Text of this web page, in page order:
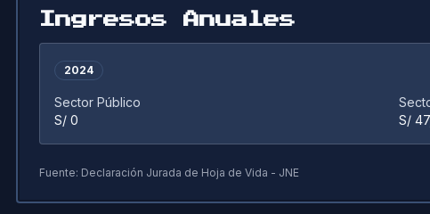
Ingresos Anuales
2024
Sector Público
S/ 0
S/
Fuente: Declaración Jurada de Hoja de Vida - JNE